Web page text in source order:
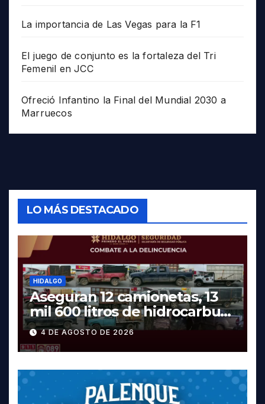
La importancia de Las Vegas para la F1
El juego de conjunto es la fortaleza del Tri
Femenil en JCC
Ofreció Infantino la Final del Mundial 2030 a
Marruecos
LO MÁS DESTACADO
HIDALGO
Aseguran 12 camionetas, 13
mil 600 litros de hidrocarburo
y dos vehículos robados en
Tula
4 DE AGOSTO DE 2026